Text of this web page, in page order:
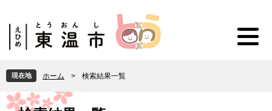
頭
で
す
。
飛
ば
し
て
現在地 ホーム > 検索結果一覧
本